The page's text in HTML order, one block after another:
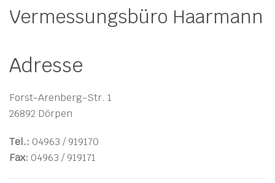
Vermessungsbüro Haarmann
Adresse
Forst-Arenberg-Str. 1
26892 Dörpen
Tel.: 04963 / 919170
Fax: 04963 / 919171